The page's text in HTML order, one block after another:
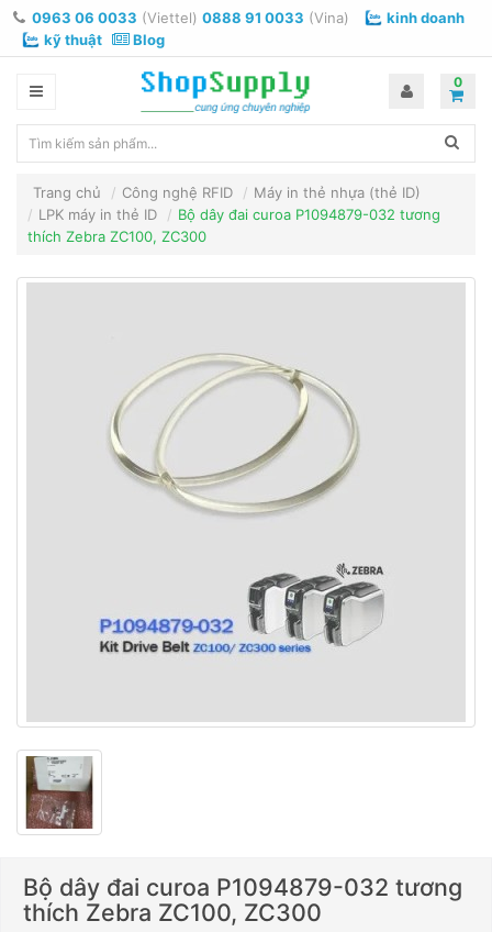
0963 06 0033 (Viettel) 0888 91 0033 (Vina)
kinh doanh
kỹ thuật
Blog
0
Trang chủ Công nghệ RFID
Máy in thẻ nhựa (thẻ ID)
LPK máy in thẻ ID
Bộ dây đai curoa P1094879-032 tương
thích Zebra ZC100, ZC300
Bộ dây đai curoa P1094879-032 tương
thích Zebra ZC100, ZC300